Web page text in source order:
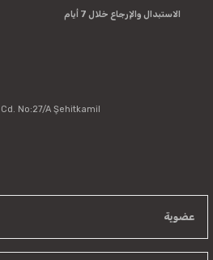
to this product.
Send
الاستبدال والإرجاع خلال 7 أيام
No:27/A Şehitkamil
عضوية